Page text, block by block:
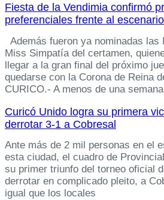
Fiesta de la Vendimia confirmó
preferenciales frente al escenario
Además fueron ya nominadas las
Miss Simpatía del certamen,
llegar a la gran final del próximo
quedarse con la Corona de Reina
CURICO.- A menos de una
Curicó Unido logra su primera
derrotar 3-1 a Cobresal
Ante más de 2 mil personas en el
esta ciudad, el cuadro de
su primer triunfo del torneo oficial
derrotar en complicado pleito, a
igual que los locales